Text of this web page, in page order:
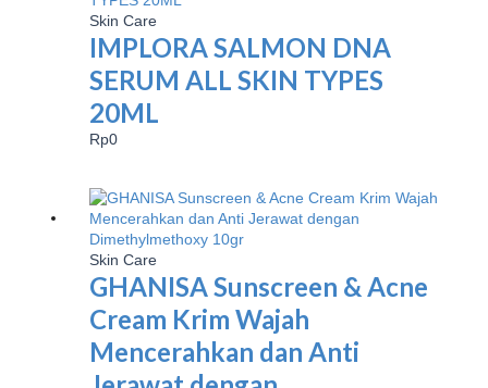
Skin Care
IMPLORA SALMON DNA
SERUM ALL SKIN TYPES
20ML
Rp0
Skin Care
GHANISA Sunscreen & Acne
Cream Krim Wajah
Mencerahkan dan Anti